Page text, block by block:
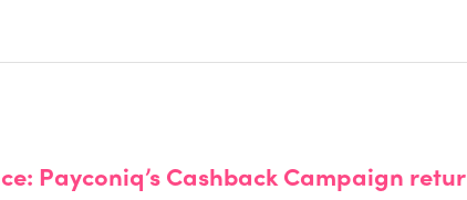
Payconiq’s Cashback Campaign